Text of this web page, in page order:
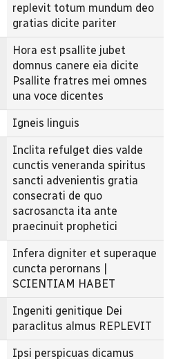
replevit totum mundum deo
gratias dicite pariter
Hora est psallite jubet
domnus canere eia dicite
Psallite fratres mei omnes
una voce dicentes
Igneis linguis
Inclita refulget dies valde
cunctis veneranda spiritus
sancti advenientis gratia
consecrati de quo
sacrosancta ita ante
praecinuit prophetici
Infera digniter et superaque
cuncta perornans |
SCIENTIAM HABET
Ingeniti genitique Dei
paraclitus almus REPLEVIT
Ipsi perspicuas dicamus